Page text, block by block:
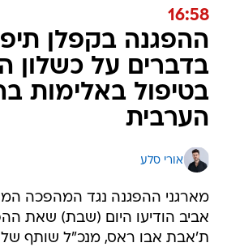
16:58
ההפגנה בקפלן
בדברים על
בטיפול באלימות
הערבית
אורי סלע
מארגני ההפגנה נגד המהפכה
אביב הודיעו היום (שבת) שאת
ת'אבת אבו ראס, מנכ"ל שותף של